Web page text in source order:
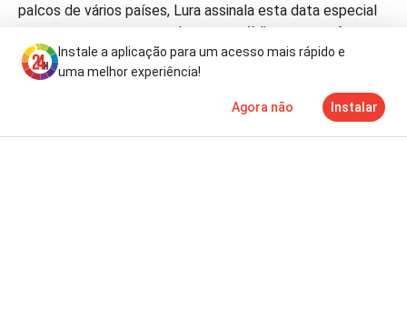
palcos de vários países, Lura assinala esta data especial
com um concerto pensado para o público português.
As Festas de Oeiras decorrem no Jardim Municipal com
música, espaços de comes e bebes, diversões e várias
atividades para todas as idades, num ambiente de festa
pensado para famílias e visitantes.
Mais
Instale a aplicação para um acesso mais rápido e
uma melhor experiência!
Agora não Instalar